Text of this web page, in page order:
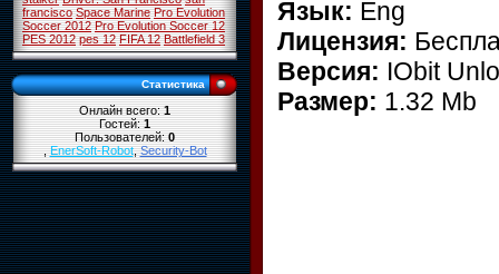
francisco Space Marine Pro Evolution
Soccer 2012 Pro Evolution Soccer 12
PES 2012 pes 12 FIFA 12 Battlefield 3
Статистика
Онлайн всего:1
Гостей:1
Пользователей:0
,EnerSoft-Robot,Security-Bot
Язык: Eng
Лицензия:
Версия: IObit
Размер: 1.32 Mb